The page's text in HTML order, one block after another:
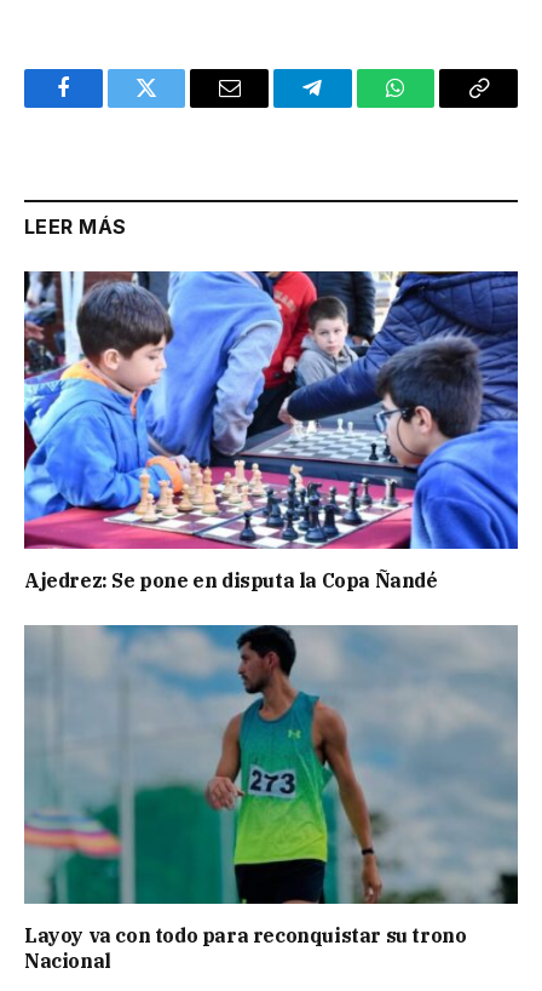
FacebookTwitter Email TelegramWhatsAppCopy
LEER MÁS
Ajedrez: Se pone en disputa la Copa Ñandé
Layoy va con todo para reconquistar su trono
Nacional